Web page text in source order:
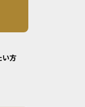
い方